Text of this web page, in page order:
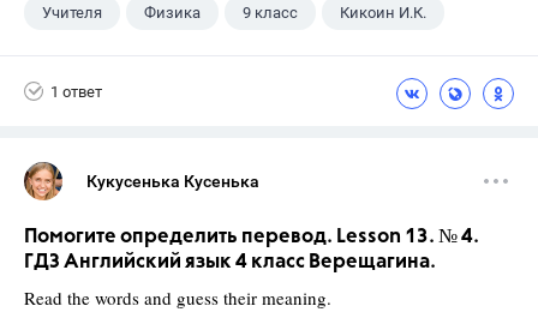
Учителя Физика 9 класс Кикоин И.К.
1 ответ
Кукусенька Кусенька
Помогите определить перевод. Lesson 13. № 4.
ГДЗ Английский язык 4 класс Верещагина.
Read the words and guess their meaning.